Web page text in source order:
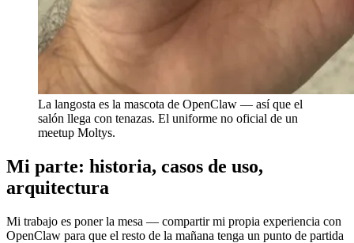
La langosta es la mascota de OpenClaw — así que el
salón llega con tenazas. El uniforme no oficial de un
meetup Moltys.
Mi parte: historia, casos de uso,
arquitectura
Mi trabajo es poner la mesa — compartir mi propia experiencia con
OpenClaw para que el resto de la mañana tenga un punto de partida